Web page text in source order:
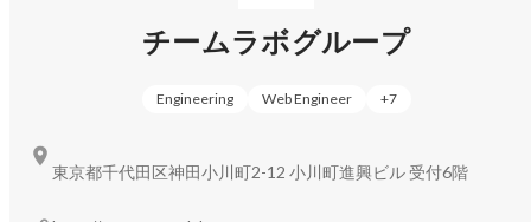
チームラボグループ
Engineering Web Engineer +7
東京都千代田区神田小川町2-12 小川町進興ビル 受付6階